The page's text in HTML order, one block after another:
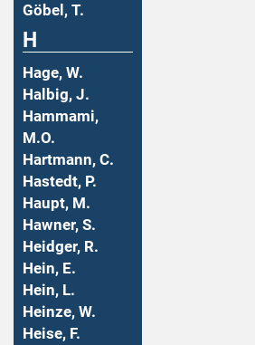
Göbel, T.
H
Hage, W.
Halbig, J.
Hammami,
M.O.
Hartmann, C.
Hastedt, P.
Haupt, M.
Hawner, S.
Heidger, R.
Hein, E.
Hein, L.
Heinze, W.
Heise, F.